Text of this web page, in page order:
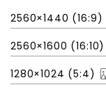
2560×1440 (16:9)
2560×1600 (16:10)
1280×1024 (5:4)